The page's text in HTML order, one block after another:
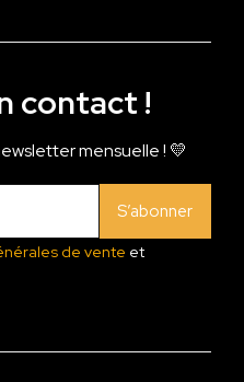
contact !
mensuelle ! 💛
S’abonner
de vente et